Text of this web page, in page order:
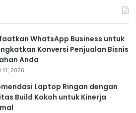
WhatsApp Business untuk
Konversi Penjualan Bisnis
Anda
11, 2026
Laptop Ringan dengan
Build Kokoh untuk Kinerja